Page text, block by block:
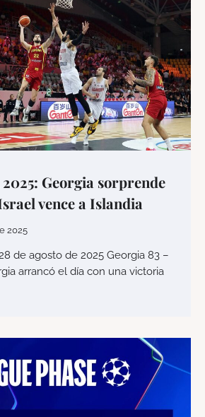
Georgia sorprende
vence a Islandia
2025
de agosto de 2025 Georgia 83 –
arrancó el día con una victoria